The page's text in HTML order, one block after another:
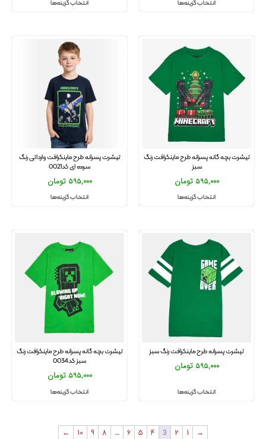
انتخاب گزینه‌ها انتخاب گزینه‌ها
تیشرت بچه گانه پسرانه طرح ماینکرافت رنگ
سبز
595,000 تومان
انتخاب گزینه‌ها
تیشرت پسرانه طرح ماینکرافت وارداتی رنگ
سرمه ای کد0021
595,000 تومان
انتخاب گزینه‌ها
تیشرت پسرانه طرح ماینکرافت رنگ سبز
595,000 تومان
انتخاب گزینه‌ها
تیشرت بچه گانه پسرانه طرح ماینکرافت رنگ
سبز کد0034
595,000 تومان
انتخاب گزینه‌ها
→
1
2
3
4
5
6
…
8
9
10
←